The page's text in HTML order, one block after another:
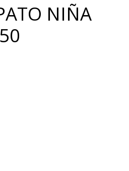
NIÑA
is